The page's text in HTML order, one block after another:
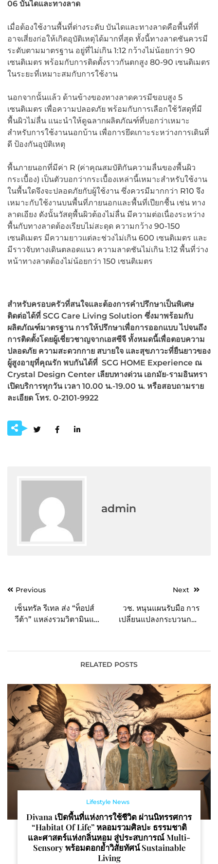
06 บันไดและทางลาด
เมื่อต้องใช้งานพื้นที่ต่างระดับ บันไดและทางลาดคือพื้นที่ที่
อาจเสี่ยงก่อให้เกิดอุบัติเหตุได้มากที่สุด ทั้งนี้ทางลาดชันควรมี
ระดับตามมาตรฐาน อยู่ที่ไม่เกิน 1:12 กว้างไม่น้อยกว่า 90
เซนติเมตร พร้อมกับการติดตั้งราวกันตกสูง 80-90 เซนติเมตร
ในระยะที่เหมาะสมกับการใช้งาน
นอกจากนั้นแล้ว ด้านข้างของทางลาดควรมีขอบสูง 5
เซนติเมตร เพื่อความปลอดภัย พร้อมกับการเลือกใช้วัสดุที่มี
พื้นผิวไม่ลื่น แนะนำให้ดูฉลากผลิตภัณฑ์ที่บอกว่าเหมาะ
สำหรับการใช้งานนอกบ้าน เพื่อการยึดเกาะระหว่างการเดินที่
ดี ป้องกันอุบัติเหตุ
พื้นภายนอกที่มีค่า R (ค่าคุณสมบัติกันความลื่นของพื้นผิว
กระเบื้อง) เป็นตัวบอกว่ากระเบื้องเหล่านี้เหมาะสำหรับใช้งาน
ในพื้นใดจึงจะปลอดภัยกับผู้ใช้งาน ซึ่งควรมีมากกว่า R10 จึง
เหมาะกับใช้งานบนพื้นที่ภายนอกและพื้นที่เปียกชื้น เช่น ทาง
ลาดเอียง ดังนั้นวัสดุพื้นผิวต้องไม่ลื่น มีความต่อเนื่องระหว่าง
พื้นกับทางลาดต้องเรียบไม่สะดุด ความกว้าง 90-150
เซนติเมตร มีความยาวแต่ละช่วงไม่เกิน 600 เซนติเมตร และ
มีราวจับทางเดินตลอดแนว ความลาดชันไม่เกิน 1:12 พื้นที่ว่าง
หน้าทางลาดต้องไม่น้อยกว่า 150 เซนติเมตร
สำหรับครอบครัวที่สนใจและต้องการคำปรึกษาเป็นพิเศษ
ติดต่อได้ที่ SCG Care Living Solution ซึ่งมาพร้อมกับ
ผลิตภัณฑ์มาตรฐาน การให้ปรึกษาเพื่อการออกแบบ ไปจนถึง
การติดตั้งโดยผู้เชี่ยวชาญจากเอสซีจี ทั้งหมดนี้เพื่อตอบความ
ปลอดภัย ความสะดวกกาย สบายใจ และสุขภาวะที่ยืนยาวของ
ผู้สูงอายุที่คุณรัก พบกันได้ที่ SCG HOME Experience ณ
Crystal Design Center เลียบทางด่วน เอกมัย-รามอินทรา
เปิดบริการทุกวัน เวลา 10.00 น.-19.00 น. หรือสอบถามราย
ละเอียด โทร. 0-2101-9922
admin
PostPrevious
เซ็นทรัล รีเทล ส่ง “ท็อปส์
วีต้า” แหล่งรวมวิตามินและ
สายเฮลท์ตี้
Next
วช. หนุนแผนรับมือ การ
เปลี่ยนแปลงกระบวนการ
น้ำเจ้าพระยา ด้วยแผนการ
RELATED POSTS
Lifestyle News
Divana เปิดพื้นที่แห่งการใช้ชีวิต ผ่านนิทรรศการ
“Habitat Of Life” หลอมรวมศิลปะ ธรรมชาติ
และศาสตร์แห่งกลิ่นหอม สู่ประสบการณ์ Multi-
Sensory พร้อมตอกย้ำวิสัยทัศน์ Sustainable
Living